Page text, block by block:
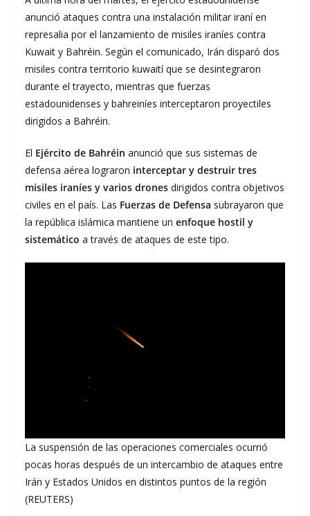
anunció ataques contra una instalación militar iraní en
represalia por el lanzamiento de misiles iraníes contra
Kuwait y Bahréin. Según el comunicado, Irán disparó dos
misiles contra territorio kuwaití que se desintegraron
durante el trayecto, mientras que fuerzas
estadounidenses y bahreiníes interceptaron proyectiles
dirigidos a Bahréin.
El Ejército de Bahréin anunció que sus sistemas de
defensa aérea lograron interceptar y destruir tres
misiles iraníes y varios drones dirigidos contra objetivos
civiles en el país. Las Fuerzas de Defensa subrayaron que
la república islámica mantiene un enfoque hostil y
sistemático a través de ataques de este tipo.
La suspensión de las operaciones comerciales ocurrió
pocas horas después de un intercambio de ataques entre
Irán y Estados Unidos en distintos puntos de la región
(REUTERS)